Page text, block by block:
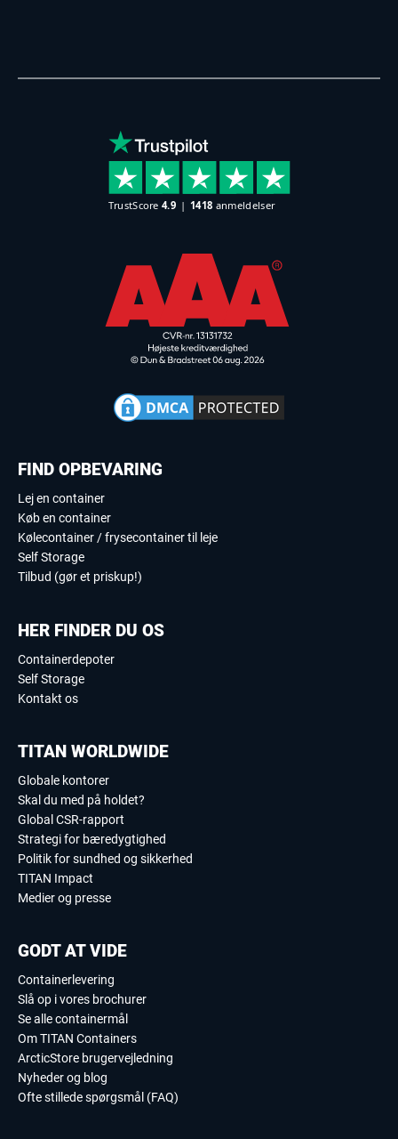
FIND OPBEVARING
Lej en container
Køb en container
Kølecontainer / frysecontainer til leje
Self Storage
Tilbud (gør et priskup!)
HER FINDER DU OS
Containerdepoter
Self Storage
Kontakt os
TITAN WORLDWIDE
Globale kontorer
Skal du med på holdet?
Global CSR-rapport
Strategi for bæredygtighed
Politik for sundhed og sikkerhed
TITAN Impact
Medier og presse
GODT AT VIDE
Containerlevering
Slå op i vores brochurer
Se alle containermål
Om TITAN Containers
ArcticStore brugervejledning
Nyheder og blog
Ofte stillede spørgsmål (FAQ)